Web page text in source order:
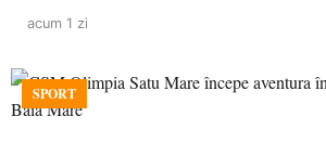
acum 1 zi
SPORT